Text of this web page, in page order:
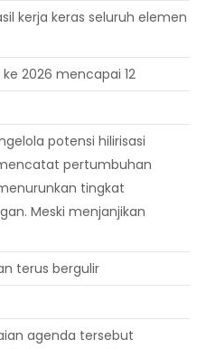
kerja keras seluruh elemen
2026 mencapai 12
potensi hilirisasi
pertumbuhan
tingkat
Meski menjanjikan
terus bergulir
agenda tersebut